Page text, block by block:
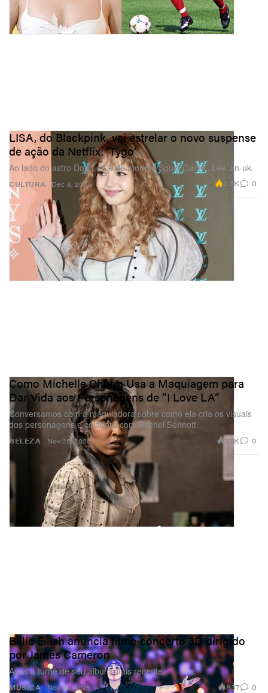
CULTURA
LISA, do Blackpink, vai estrelar o novo suspense
de ação da Netflix, ‘Tygo’
Ao lado do astro Don Lee e do ator de ‘Squid Game’, Lee Jin-uk.
Dec 8, 2025 2.6K 0
BELEZA
Como Michelle Chung Usa a Maquiagem para
Dar Vida aos Personagens de “I Love LA”
Conversamos com a maquiadora sobre como ela cria os visuais
dos personagens e colabora com Rachel Sennott.
Nov 25, 2025 1.2K 0
MÚSICA
Billie Eilish anuncia filme‑concerto 3D dirigido
por James Cameron
Após a turnê de seu álbum mais recente.
Nov 24, 2025 837 0